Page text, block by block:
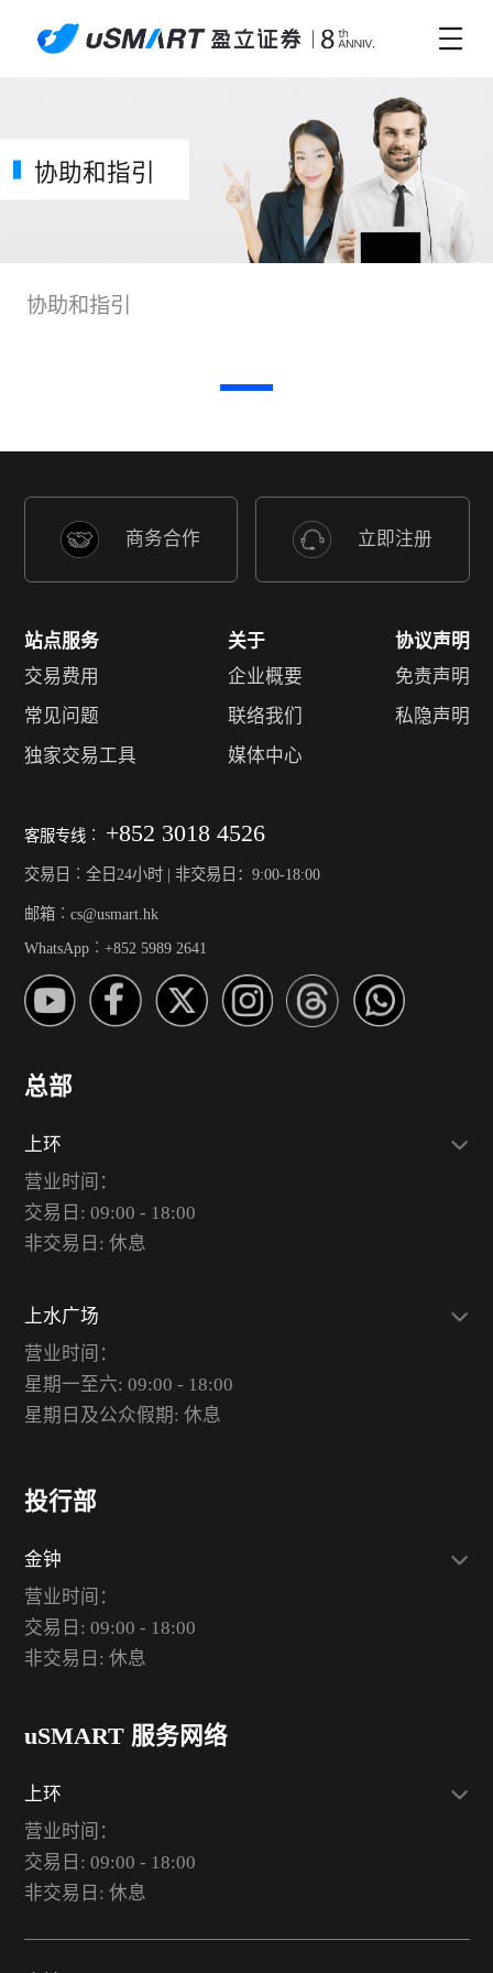
协助和指引
协助和指引
商务合作 立即注册
站点服务
交易费用
常见问题
独家交易工具
关于
企业概要
联络我们
媒体中心
协议声明
免责声明
私隐声明
客服专线︰ +852 3018 4526
交易日︰全日24小时 | 非交易日：9:00-18:00
邮箱︰cs@usmart.hk
WhatsApp︰+852 5989 2641
总部
上环
营业时间：
交易日: 09:00 - 18:00
非交易日: 休息
上水广场
营业时间：
星期一至六: 09:00 - 18:00
星期日及公众假期: 休息
投行部
金钟
营业时间：
交易日: 09:00 - 18:00
非交易日: 休息
uSMART 服务网络
上环
营业时间：
交易日: 09:00 - 18:00
非交易日: 休息